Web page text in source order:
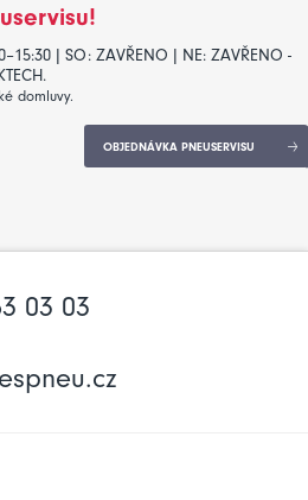
| SO: ZAVŘENO | NE: ZAVŘENO -
domluvy.
OBJEDNÁVKA PNEUSERVISU
03 03